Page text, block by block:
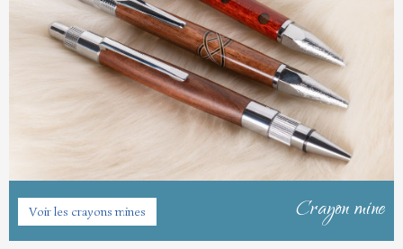
Voir les crayons mines Crayon mine